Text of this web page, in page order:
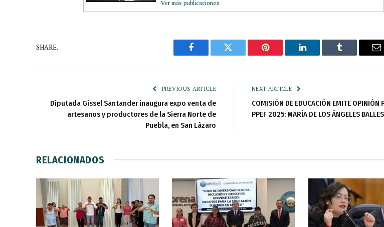
Ver más publicaciones
SHARE.
Facebook Twitter Pinterest LinkedIn Tumblr
PREVIOUS ARTICLE
Diputada Gissel Santander inaugura expo venta de
artesanos y productores de la Sierra Norte de
Puebla, en San Lázaro
NEXT ARTICLE
COMISIÓN DE EDUCACIÓN EMITE OPINIÓN
PPEF 2025: MARÍA DE LOS ÁNGELES
RELACIONADOS